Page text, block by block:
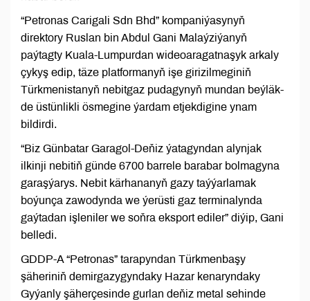
“Petronas Carigali Sdn Bhd” kompaniýasynyň
direktory Ruslan bin Abdul Gani Malaýziýanyň
paýtagty Kuala-Lumpurdan wideoaragatnaşyk arkaly
çykyş edip, täze platformanyň işe girizilmeginiň
Türkmenistanyň nebitgaz pudagynyň mundan beýläk-
de üstünlikli ösmegine ýardam etjekdigine ynam
bildirdi.
“Biz Günbatar Garagol-Deňiz ýatagyndan alynjak
ilkinji nebitiň günde 6700 barrele barabar bolmagyna
garaşýarys. Nebit kärhananyň gazy taýýarlamak
boýunça zawodynda we ýerüsti gaz terminalynda
gaýtadan işleniler we soňra eksport ediler” diýip, Gani
belledi.
GDDP-A “Petronas” tarapyndan Türkmenbaşy
şäheriniň demirgazygyndaky Hazar kenaryndaky
Gyýanly şäherçesinde gurlan deňiz metal sehinde